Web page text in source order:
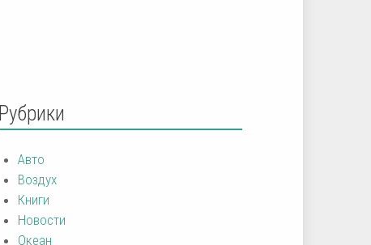
Рубрики
Авто
Воздух
Книги
Новости
Океан